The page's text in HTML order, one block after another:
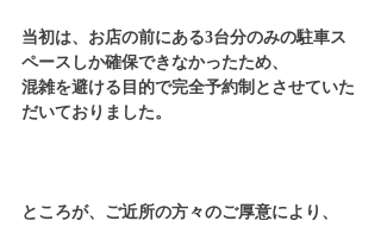
当初は、お店の前にある3台分のみの駐車ス
ペースしか確保できなかったため、
混雑を避ける目的で完全予約制とさせていた
だいておりました。
ところが、ご近所の方々のご厚意により、